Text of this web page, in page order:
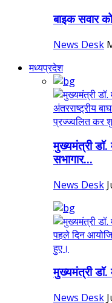
बाइक सवार
News Desk
मध्यप्रदेश
मुख्यमंत्री
सभागार...
News Desk
मुख्यमंत्री डॉ.
News Desk